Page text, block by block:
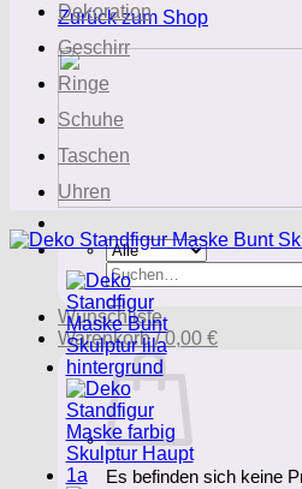
Zurück zum Shop
Suchen
nach:
Wunschliste
Warenkorb /0,00 €
Es befinden sich keine
Dekoration
Geschirr
Ringe
Schuhe
Taschen
Uhren